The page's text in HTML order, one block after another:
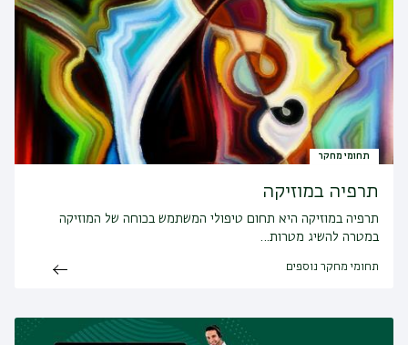
תחומי מחקר
תרפיה במוזיקה
תרפיה במוזיקה היא תחום טיפולי המשתמש בכוחה של המוזיקה
במטרה להשיג מטרות…
תחומי מחקר נוספים